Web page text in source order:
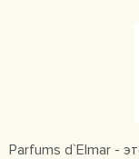
Parfums d`Elmar -